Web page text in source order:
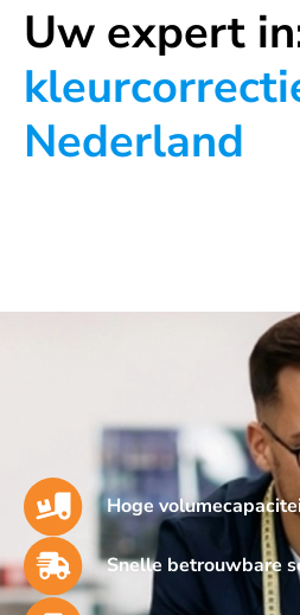
Uw expert
Nederland
Hoge
Snelle betrouwbare